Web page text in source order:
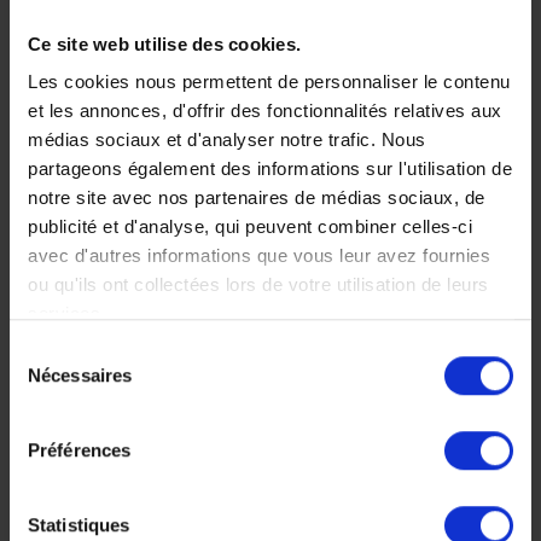
Ce site web utilise des cookies.
Les cookies nous permettent de personnaliser le contenu
et les annonces, d'offrir des fonctionnalités relatives aux
médias sociaux et d'analyser notre trafic. Nous
partageons également des informations sur l'utilisation de
notre site avec nos partenaires de médias sociaux, de
publicité et d'analyse, qui peuvent combiner celles-ci
avec d'autres informations que vous leur avez fournies
ou qu'ils ont collectées lors de votre utilisation de leurs
Nécessaires
Préférences
Statistiques
Faites nous part de vos
envies
Chez Makila Voyages, chaque
construisons votre voyage à votre
bien détailler votre projet, vos envies, le nombre de